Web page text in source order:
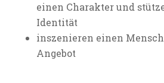
einen Charakter und
Identität
inszenieren einen
Angebot